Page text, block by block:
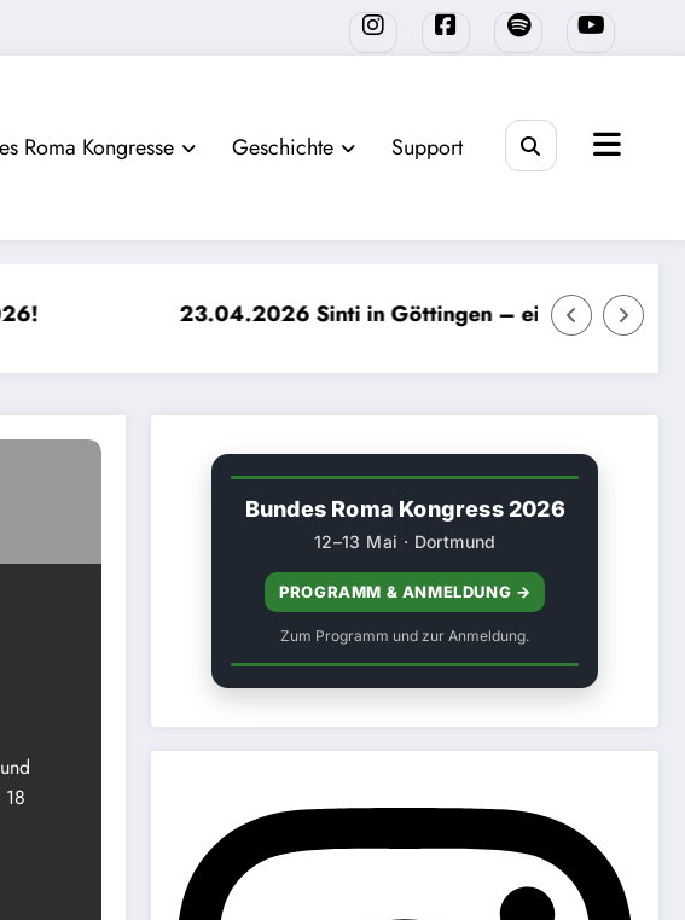
Roma Kongresse Geschichte Support
Sinti in Göttingen – eine Verfolgungsgeschichte.
25.04.2026: The
Bundes Roma Kongress 2026
12–13 Mai · Dortmund
PROGRAMM & ANMELDUNG →
Zum Programm und zur Anmeldung.